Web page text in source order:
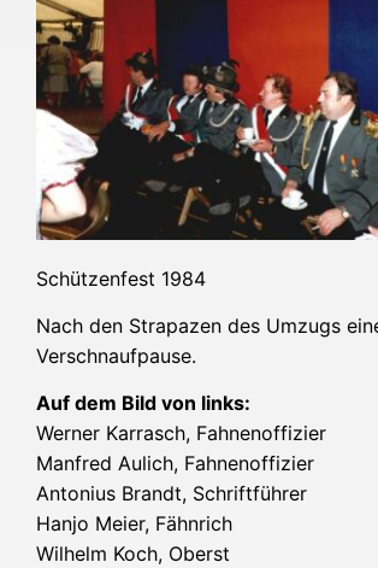
Schüt­zen­fest 1984
Nach den Stra­pa­zen des Umzugs
Verschnaufpause.
Auf dem Bild von links:
Wer­ner Kar­rasch, Fah­nen­of­fi­zier
Man­fred Aulich, Fah­nen­of­fi­zier
Anto­ni­us Brandt, Schrift­füh­rer
Han­jo Mei­er, Fähn­rich
Wil­helm Koch, Oberst